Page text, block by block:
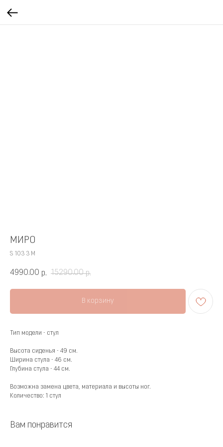
МИРО
S 103 3 M
4990.00 р. 15290.00 р.
В корзину
Тип модели - стул
Высота сиденья - 49 см.
Ширина стула - 46 см.
Глубина стула - 44 см.
Возможна замена цвета, материала и высоты ног.
Количество: 1 стул
Вам понравится